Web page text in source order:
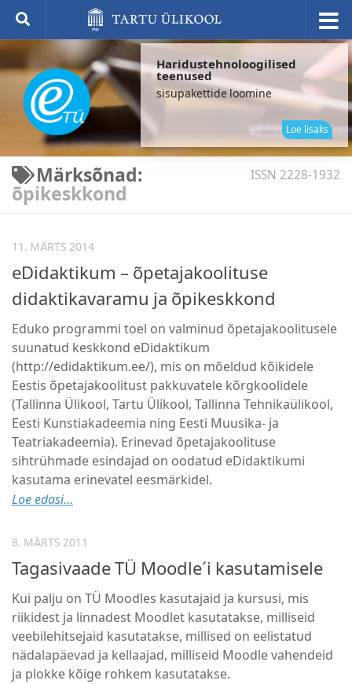
Haridustehnoloogilised
teenused
sisupakettide loomine
Loe lisaks
ISSN 2228-1932
Märksõnad:
õpikeskkond
11. MÄRTS 2014
eDidaktikum – õpetajakoolituse
didaktikavaramu ja õpikeskkond
Eduko programmi toel on valminud õpetajakoolitusele
suunatud keskkond eDidaktikum
(http://edidaktikum.ee/), mis on mõeldud kõikidele
Eestis õpetajakoolitust pakkuvatele kõrgkoolidele
(Tallinna Ülikool, Tartu Ülikool, Tallinna Tehnikaülikool,
Eesti Kunstiakadeemia ning Eesti Muusika- ja
Teatriakadeemia). Erinevad õpetajakoolituse
sihtrühmade esindajad on oodatud eDidaktikumi
kasutama erinevatel eesmärkidel.
Loe edasi...
8. MÄRTS 2011
Tagasivaade TÜ Moodle´i kasutamisele
Kui palju on TÜ Moodles kasutajaid ja kursusi, mis
riikidest ja linnadest Moodlet kasutatakse, milliseid
veebilehitsejaid kasutatakse, millised on eelistatud
nädalapäevad ja kellaajad, milliseid Moodle vahendeid
ja plokke kõige rohkem kasutatakse.